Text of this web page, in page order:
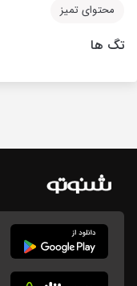
محتوای تمیز
تگ ها